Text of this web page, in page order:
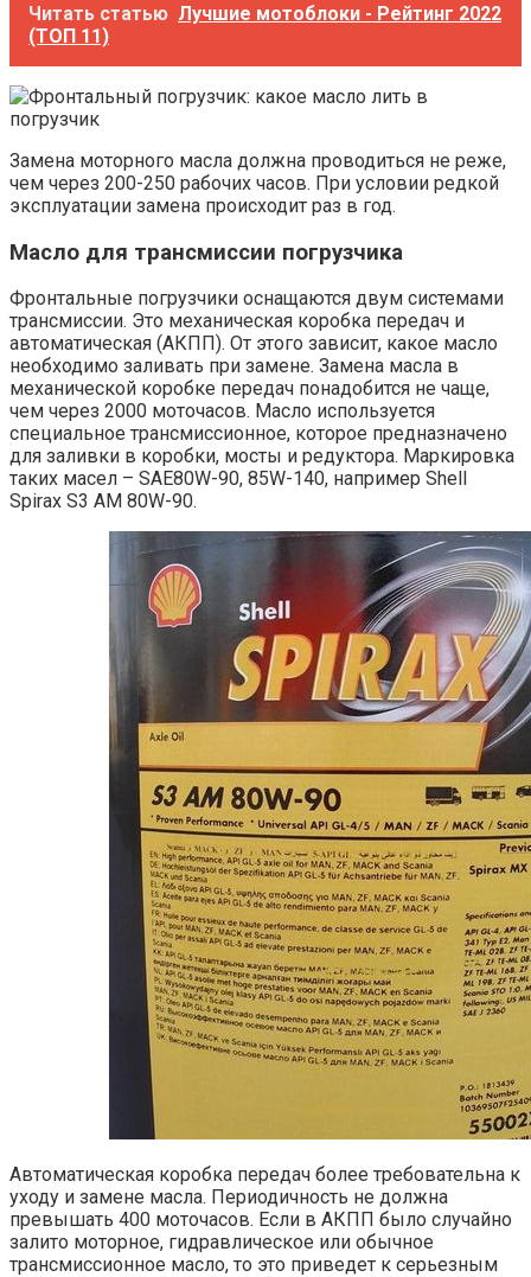
Читать статью Лучшие мотоблоки - Рейтинг 2022
(ТОП 11)
Замена моторного масла должна проводиться не реже,
чем через 200-250 рабочих часов. При условии редкой
эксплуатации замена происходит раз в год.
Масло для трансмиссии погрузчика
Фронтальные погрузчики оснащаются двум системами
трансмиссии. Это механическая коробка передач и
автоматическая (АКПП). От этого зависит, какое масло
необходимо заливать при замене. Замена масла в
механической коробке передач понадобится не чаще,
чем через 2000 моточасов. Масло используется
специальное трансмиссионное, которое предназначено
для заливки в коробки, мосты и редуктора. Маркировка
таких масел – SAE80W-90, 85W-140, например Shell
Spirax S3 AM 80W-90.
Автоматическая коробка передач более требовательна к
уходу и замене масла. Периодичность не должна
превышать 400 моточасов. Если в АКПП было случайно
залито моторное, гидравлическое или обычное
трансмиссионное масло, то это приведет к серьезным